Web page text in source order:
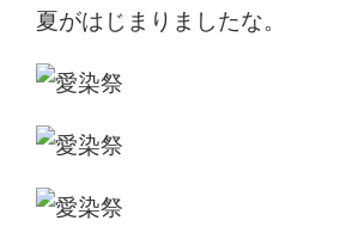
夏がはじまりましたな。